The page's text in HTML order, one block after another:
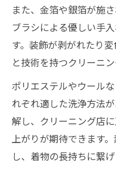
着物クリーニ
安心して任せ
クリーニング
法
着物クリーニング
着物クリーニ
止
おすすめの着
着物クリーニ
また、金箔や銀箔が施
ブラシによる優しい手
す。装飾が剥がれたり
と技術を持つクリーニ
ポリエステルやウール
れぞれ適した洗浄方法
解し、クリーニング店
上がりが期待できます
し、着物の長持ちに繋げ